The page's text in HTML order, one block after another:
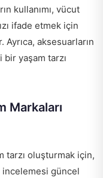
kullanımı, vücut
ifade etmek için
Ayrıca, aksesuarların
bir yaşam tarzı
Markaları
tarzı oluşturmak için,
incelemesi güncel